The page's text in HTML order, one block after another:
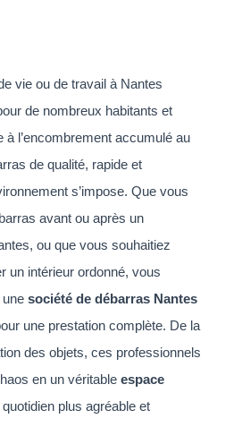
vie ou de travail à Nantes
de nombreux habitants et
à l’encombrement accumulé au
de qualité, rapide et
s’impose. Que vous
avant ou après un
ou que vous souhaitiez
un intérieur ordonné, vous
société de débarras Nantes
une prestation complète. De la
des objets, ces professionnels
en un véritable espace
plus agréable et